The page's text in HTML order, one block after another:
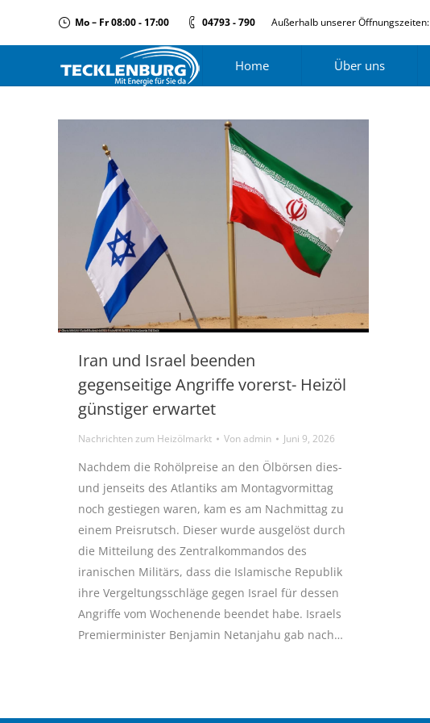
Mo – Fr 08:00 - 17:00 04793 - 790 Außerhalb unserer Öffnungszeiten:
Home Über uns
Iran und Israel beenden
gegenseitige Angriffe vorerst- Heizöl
günstiger erwartet
Nachrichten zum Heizölmarkt Vonadmin Juni 9, 2026
Nachdem die Rohölpreise an den Ölbörsen dies-
und jenseits des Atlantiks am Montagvormittag
noch gestiegen waren, kam es am Nachmittag zu
einem Preisrutsch. Dieser wurde ausgelöst durch
die Mitteilung des Zentralkommandos des
iranischen Militärs, dass die Islamische Republik
ihre Vergeltungsschläge gegen Israel für dessen
Angriffe vom Wochenende beendet habe. Israels
Premierminister Benjamin Netanjahu gab nach…